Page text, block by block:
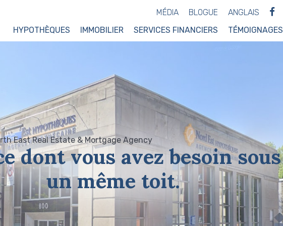
MÉDIA BLOGUE
ANGLAIS
HYPOTHÈQUES
IMMOBILIER SERVICES FINANCIERS TÉMOIGNAGES
dont vous avez besoin sous
un même toit.